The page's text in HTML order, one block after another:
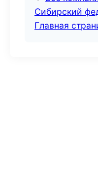
Сибирский
Главная